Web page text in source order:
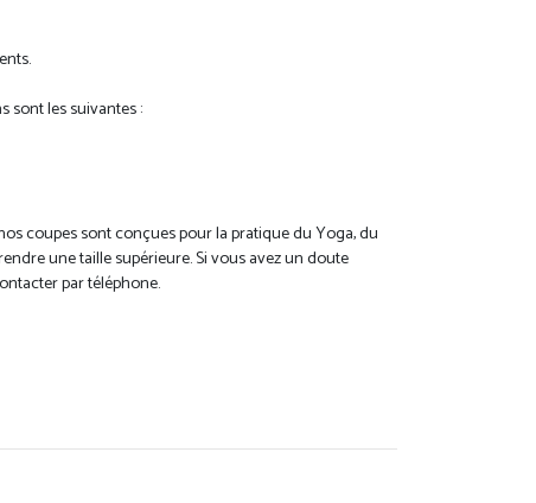
sont les suivantes :
coupes sont conçues pour la pratique du Yoga, du
une taille supérieure. Si vous avez un doute
par téléphone.